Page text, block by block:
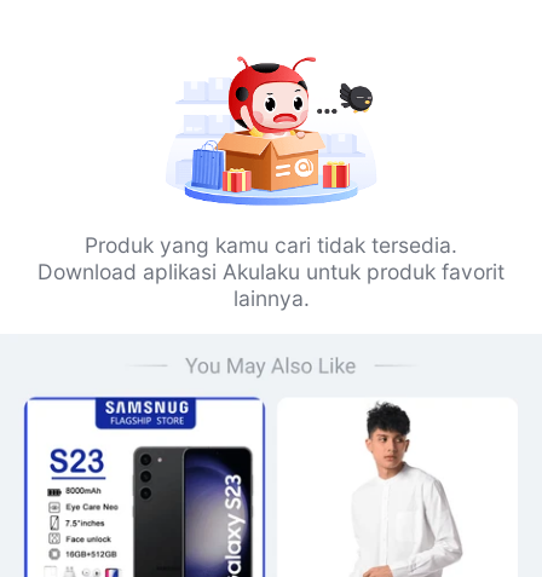
Produk yang kamu cari tidak tersedia.
Download aplikasi Akulaku untuk produk favorit
lainnya.